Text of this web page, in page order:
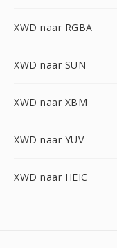
XWD naar RGBA
XWD naar SUN
XWD naar XBM
XWD naar YUV
XWD naar HEIC